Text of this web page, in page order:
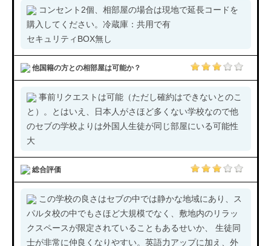
コンセント2個、相部屋の場合は現地で延長コードを
購入してください。冷蔵庫：共用で有
セキュリティBOX無し
他国籍の方との相部屋は可能か？
事前リクエストは可能（ただし確約はできないとのこ
と）。とはいえ、日本人がさほど多くない学校なので他
のセブの学校よりは外国人生徒が同じ部屋にいる可能性
大
総合評価
この学校の良さはセブの中では静かな地域にあり、ス
パルタ校の中でもさほど大規模でなく、敷地内のリラッ
クスペースが限定されていることもあるせいか、 生徒同
士が非常に仲良くなりやすい。英語力アップに加え、外